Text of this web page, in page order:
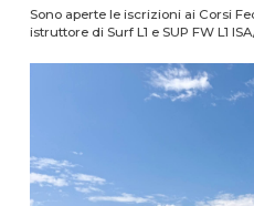
Sono aperte le iscrizioni ai Corsi
istruttore di Surf L1 e SUP FW L1